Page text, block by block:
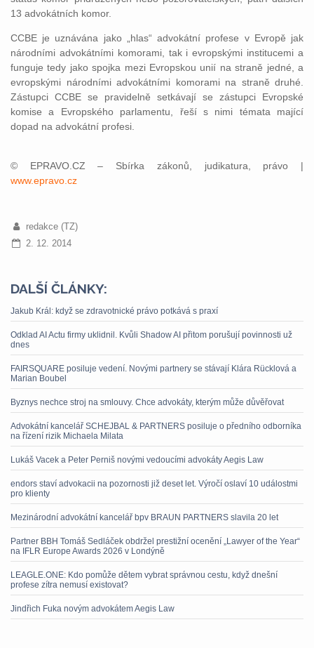
13 advokátních komor.
CCBE je uznávána jako „hlas“ advokátní profese v Evropě jak
národními advokátními komorami, tak i evropskými institucemi a
funguje tedy jako spojka mezi Evropskou unií na straně jedné, a
evropskými národními advokátními komorami na straně druhé.
Zástupci CCBE se pravidelně setkávají se zástupci Evropské
komise a Evropského parlamentu, řeší s nimi témata mající
dopad na advokátní profesi.
© EPRAVO.CZ – Sbírka zákonů, judikatura, právo |
www.epravo.cz
redakce (TZ)
2. 12. 2014
DALŠÍ ČLÁNKY:
Jakub Král: když se zdravotnické právo potkává s praxí
Odklad AI Actu firmy uklidnil. Kvůli Shadow AI přitom porušují povinnosti už
dnes
FAIRSQUARE posiluje vedení. Novými partnery se stávají Klára Rücklová a
Marian Boubel
Byznys nechce stroj na smlouvy. Chce advokáty, kterým může důvěřovat
Advokátní kancelář SCHEJBAL & PARTNERS posiluje o předního odborníka
na řízení rizik Michaela Milata
Lukáš Vacek a Peter Perniš novými vedoucími advokáty Aegis Law
endors staví advokacii na pozornosti již deset let. Výročí oslaví 10 událostmi
pro klienty
Mezinárodní advokátní kancelář bpv BRAUN PARTNERS slavila 20 let
Partner BBH Tomáš Sedláček obdržel prestižní ocenění „Lawyer of the Year“
na IFLR Europe Awards 2026 v Londýně
LEAGLE.ONE: Kdo pomůže dětem vybrat správnou cestu, když dnešní
profese zítra nemusí existovat?
Jindřich Fuka novým advokátem Aegis Law